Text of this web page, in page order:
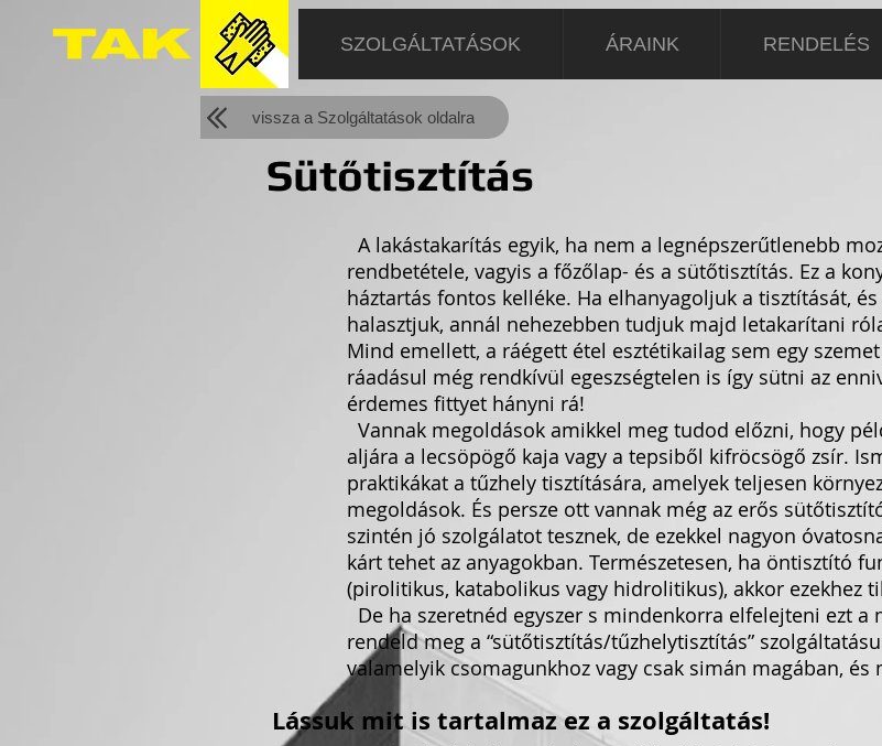
SZOLGÁLTATÁSOK ÁRAINK RENDELÉS
vissza a Szolgáltatások oldalra
Sütőtisztítás
A lakástakarítás egyik, ha nem a legnépszerűtlenebb
rendbetétele, vagyis a főzőlap- és a sütőtisztítás. Ez a
háztartás fontos kelléke. Ha elhanyagoljuk a tisztítását,
halasztjuk, annál nehezebben tudjuk majd letakarítani
Mind emellett, a ráégett étel esztétikailag sem egy
ráadásul még rendkívül egeszségtelen is így sütni az
érdemes fittyet hányni rá!
Vannak megoldások amikkel meg tudod előzni, hogy
aljára a lecsöpögő kaja vagy a tepsiből kifröcsögő zsír.
praktikákat a tűzhely tisztítására, amelyek teljesen
megoldások. És persze ott vannak még az erős
szintén jó szolgálatot tesznek, de ezekkel nagyon
kárt tehet az anyagokban. Természetesen, ha öntisztító
(pirolitikus, katabolikus vagy hidrolitikus), akkor ezekhez
De ha szeretnéd egyszer s mindenkorra elfelejteni ezt a
rendeld meg a “sütőtisztítás/tűzhelytisztítás”
valamelyik csomagunkhoz vagy csak simán magában,
Lássuk mit is tartalmaz ez a szolgáltatás!